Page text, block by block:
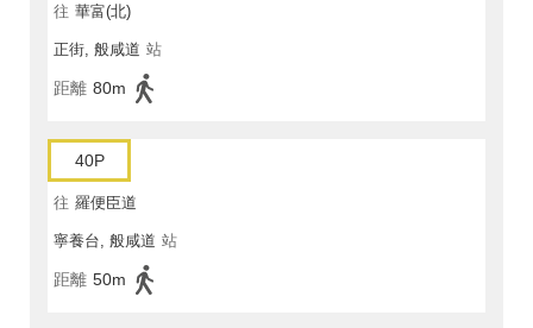
往 華富(北)
正街, 般咸道 站
距離 80m
40P
往 羅便臣道
寧養台, 般咸道 站
距離 50m